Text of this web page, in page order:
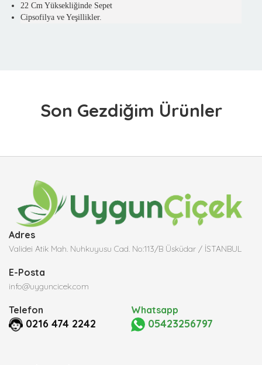
22 Cm Yüksekliğinde Sepet
Cipsofilya ve Yeşillikler.
Son Gezdiğim Ürünler
Adres
Validei Atik Mah. Nuhkuyusu Cad. No:113/B Üsküdar / İSTANBUL
E-Posta
info@uyguncicek.com
Telefon
0216 474 2242
Whatsapp
05423256797